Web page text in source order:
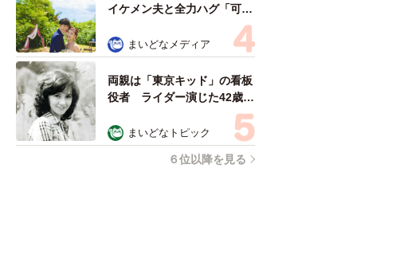
イケメン夫と全力ハグ「可愛
いふたり」「素敵なご夫婦」
まいどなメディア
両親は「東京キッド」の看板
役者 ライダー演じた42歳元
俳優が再婚妻との「ウエディ
ングフォト」計画を明言
「センスあるカメラマン求
まいどなトピック
６位以降を見る